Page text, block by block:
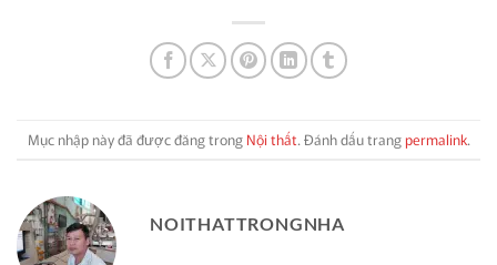
Mục nhập này đã được đăng trong Nội thất. Đánh dấu trangpermalink.
NOITHATTRONGNHA